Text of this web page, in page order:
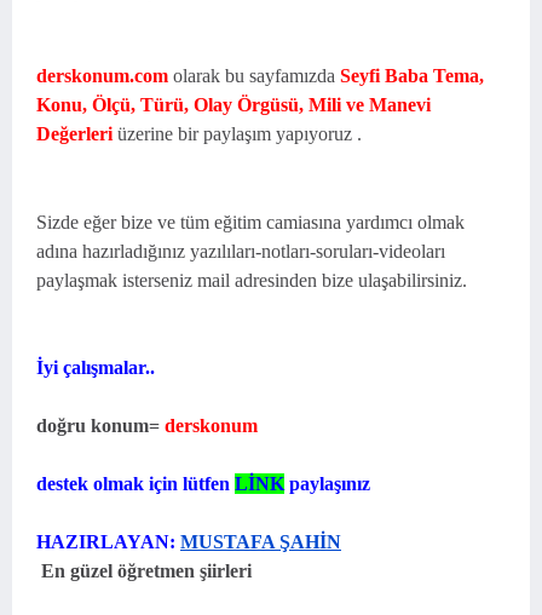
derskonum.com olarak bu sayfamızda Seyfi Baba Tema,
Konu, Ölçü, Türü, Olay Örgüsü, Mili ve Manevi
Değerleri üzerine bir paylaşım yapıyoruz .
Sizde eğer bize ve tüm eğitim camiasına yardımcı olmak
adına hazırladığınız yazılıları-notları-soruları-videoları
paylaşmak isterseniz mail adresinden bize ulaşabilirsiniz.
İyi çalışmalar..
doğru konum= derskonum
destek olmak için lütfen LİNK paylaşınız
HAZIRLAYAN: MUSTAFA ŞAHİN
En güzel öğretmen şiirleri